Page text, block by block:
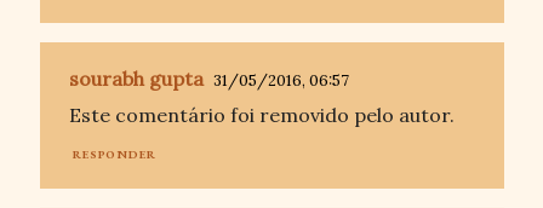
sourabh gupta 31/05/2016, 06:57
Este comentário foi removido pelo autor.
RESPONDER